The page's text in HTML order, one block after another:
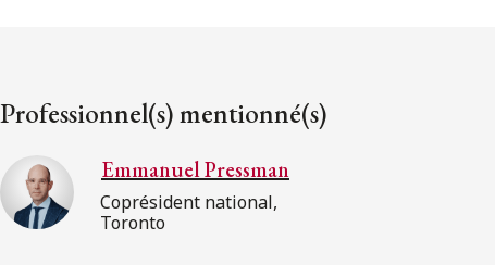
Professionnel(s) mentionné(s)
Emmanuel Pressman
Coprésident national,
Toronto